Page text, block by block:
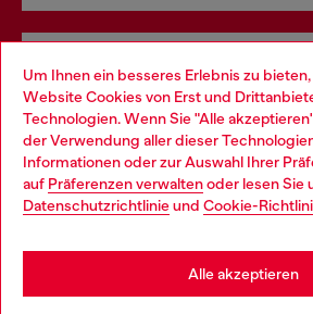
Um Ihnen ein besseres Erlebnis zu
Website Cookies von Erst und
Technologien. Wenn Sie "Alle
der Verwendung aller dieser
Informationen oder zur Auswahl Ihrer
auf Präferenzen verwaltenoder lesen Sie
Datenschutzrichtlinieund Cookie-
Alle akzeptieren
Omnichannel-Services
Entdecke unser gesamtes Service-
im Store.
Mehr erfahren
Choose your location
You are currently browsing Schweiz
may be based in United States